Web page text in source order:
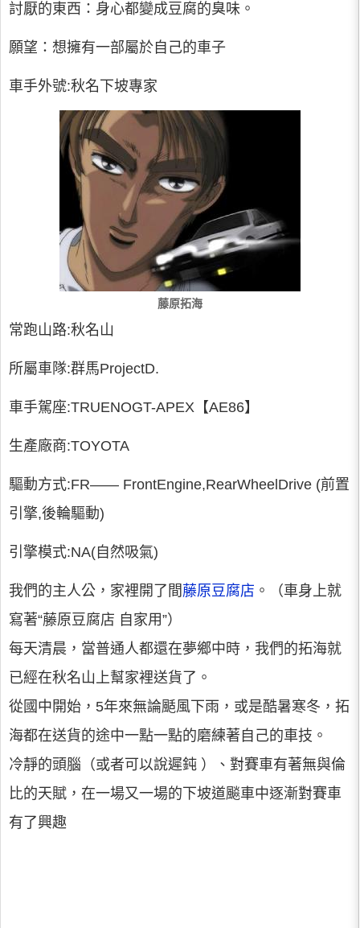
討厭的東西：身心都變成豆腐的臭味。
願望：想擁有一部屬於自己的車子
車手外號:秋名下坡專家
藤原拓海
常跑山路:秋名山
所屬車隊:群馬ProjectD.
車手駕座:TRUENOGT-APEX【AE86】
生產廠商:TOYOTA
驅動方式:FR—— FrontEngine,RearWheelDrive (前置
引擎,後輪驅動)
引擎模式:NA(自然吸氣)
我們的主人公，家裡開了間 藤原豆腐店 。（車身上就
寫著“藤原豆腐店 自家用”）
每天清晨，當普通人都還在夢鄉中時，我們的拓海就
已經在秋名山上幫家裡送貨了。
從國中開始，5年來無論颳風下雨，或是酷暑寒冬，拓
海都在送貨的途中一點一點的磨練著自己的車技。
冷靜的頭腦（或者可以說遲鈍 ）、對賽車有著無與倫
比的天賦，在一場又一場的下坡道飈車中逐漸對賽車
有了興趣